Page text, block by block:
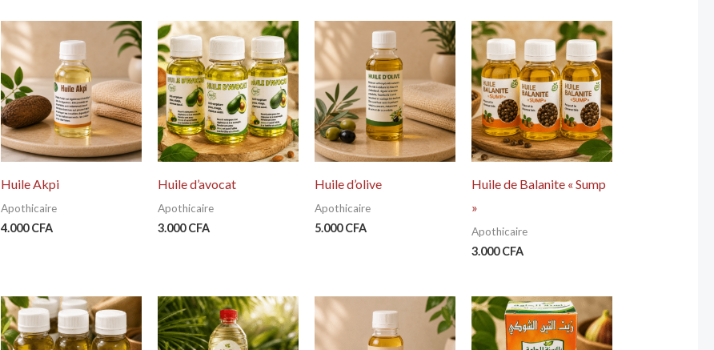
Huile Akpi
Apothicaire
4.000CFA
Huile d’avocat
Apothicaire
3.000CFA
Huile d’olive
Apothicaire
5.000CFA
Huile de Balanite « Sump
»
Apothicaire
3.000CFA